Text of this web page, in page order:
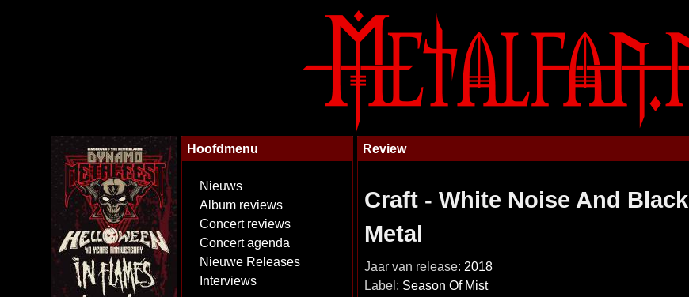
Hoofdmenu
Nieuws
Album reviews
Concert reviews
Concert agenda
Nieuwe Releases
Interviews
Review
Craft - White Noise And Black
Metal
Jaar van release: 2018
Label: Season Of Mist